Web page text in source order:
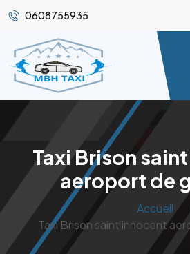
0608755935
Taxi Brison
aeroport de
Accueil
Taxi Brison saint innocent